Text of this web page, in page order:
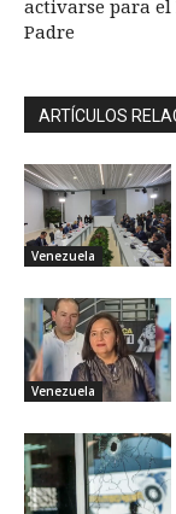
activarse para el
Padre
ARTÍCULOS
Venezuela
Venezuela